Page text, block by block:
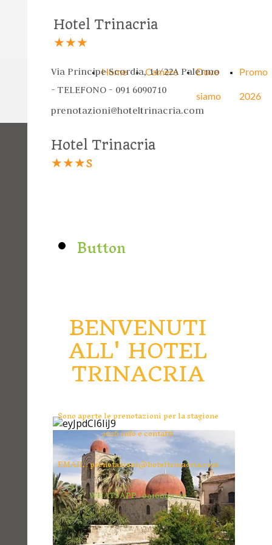
Hotel Trinacria
★★★
Hotel Trinacria
★★★s
Home Camere Dove
siamo
Promo
2026
prenotazioni@hoteltrinacria.com
Via Principe Scordia, 14/22A Palermo
- TELEFONO - 091 6090710
BENVENUTI
ALL' HOTEL
TRINACRIA
Sono aperte le prenotazioni per la stagione
2026 info e contatti
EMAIL:prenotazioni@hoteltrinacria.com
WHATSAPP : 0916090710
Button